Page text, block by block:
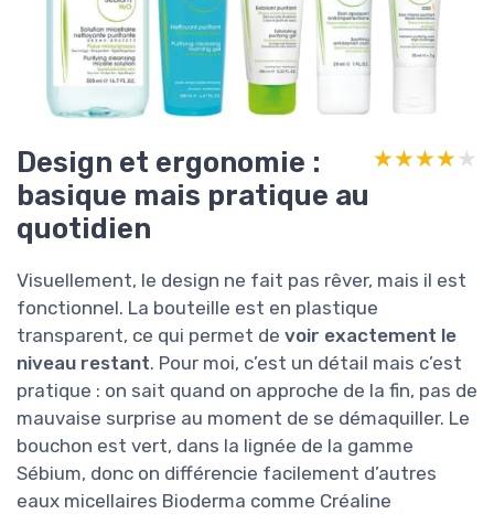
Design et ergonomie :
basique mais pratique au
quotidien
★★★★★
★★★★★
Visuellement, le design ne fait pas rêver, mais il est
fonctionnel. La bouteille est en plastique
transparent, ce qui permet de voir exactement le
niveau restant. Pour moi, c’est un détail mais c’est
pratique : on sait quand on approche de la fin, pas de
mauvaise surprise au moment de se démaquiller. Le
bouchon est vert, dans la lignée de la gamme
Sébium, donc on différencie facilement d’autres
eaux micellaires Bioderma comme Créaline